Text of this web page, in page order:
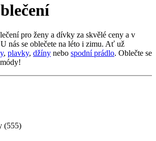
pro ženy a dívky za skvělé ceny a v
nás se oblečete na léto i zimu. Ať už
, plavky, džíny nebo spodní prádlo. Oblečte se
(555)